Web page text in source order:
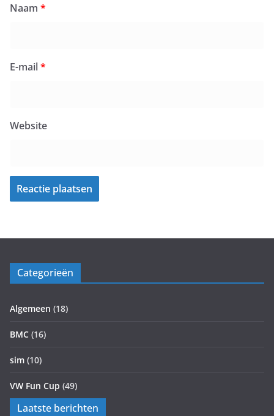
Naam *
E-mail*
Website
Categorieën
Algemeen (18)
BMC (16)
sim (10)
VW Fun Cup (49)
Laatste berichten